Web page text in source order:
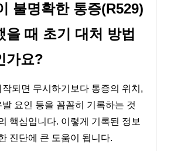
불명확한 통증(R529)
을 때 초기 대처 방법
가요?
작되면 무시하기보다 통증의 위치,
요인 등을 꼼꼼히 기록하는 것
핵심입니다. 이렇게 기록된 정보
진단에 큰 도움이 됩니다.